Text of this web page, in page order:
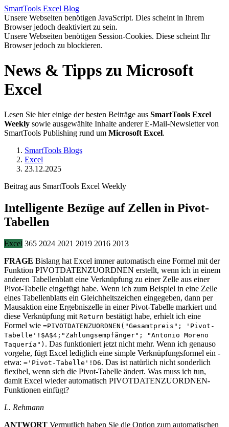
SmartTools Excel Blog
Unsere Webseiten benötigen JavaScript. Dies scheint in Ihrem
Browser jedoch deaktiviert zu sein.
Unsere Webseiten benötigen Session-Cookies. Diese scheint Ihr
Browser jedoch zu blockieren.
News & Tipps zu Microsoft
Excel
Lesen Sie hier einige der besten Beiträge aus SmartTools Excel
Weekly sowie ausgewählte Inhalte anderer E-Mail-Newsletter von
SmartTools Publishing rund um Microsoft Excel.
SmartTools Blogs
Excel
23.12.2025
Beitrag aus SmartTools Excel Weekly
Intelligente Bezüge auf Zellen in Pivot-
Tabellen
Excel 365 2024 2021 2019 2016 2013
FRAGE Bislang hat Excel immer automatisch eine Formel mit der
Funktion PIVOTDATENZUORDNEN erstellt, wenn ich in einem
anderen Tabellenblatt eine Verknüpfung zu einer Zelle aus einer
Pivot-Tabelle eingefügt habe. Wenn ich zum Beispiel in eine Zelle
eines Tabellenblatts ein Gleichheitszeichen eingegeben, dann per
Mausaktion eine Ergebniszelle in einer Pivot-Tabelle markiert und
diese Verknüpfung mit Return bestätigt habe, erhielt ich eine
Formel wie =PIVOTDATENZUORDNEN("Gesamtpreis"; 'Pivot-
Tabelle'!$A$4;"Zahlungsempfänger"; "Antonio Moreno
Taquería") . Das funktioniert jetzt nicht mehr. Wenn ich genauso
vorgehe, fügt Excel lediglich eine simple Verknüpfungsformel ein -
etwa: ='Pivot-Tabelle'!D6. Das ist natürlich nicht sonderlich
flexibel, wenn sich die Pivot-Tabelle ändert. Was muss ich tun,
damit Excel wieder automatisch PIVOTDATENZUORDNEN-
Funktionen einfügt?
L. Rehmann
ANTWORT Vermutlich haben Sie die Option zum automatischen